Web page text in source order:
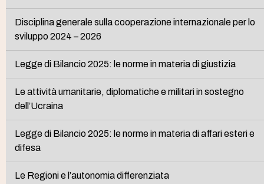
Disciplina generale sulla cooperazione internazionale per lo
sviluppo 2024 – 2026
Legge di Bilancio 2025: le norme in materia di giustizia
Le attività umanitarie, diplomatiche e militari in sostegno
dell’Ucraina
Legge di Bilancio 2025: le norme in materia di affari esteri e
difesa
Le Regioni e l’autonomia differenziata